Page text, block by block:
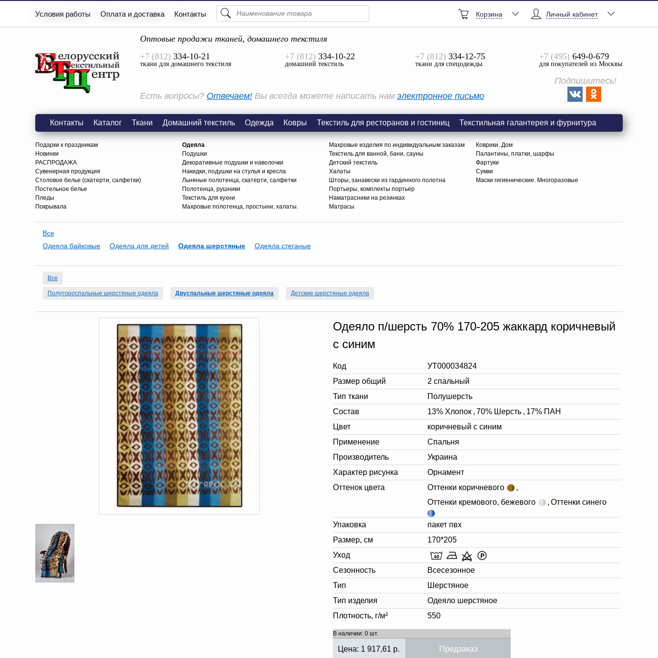
Условия работы Оплата и доставка Контакты
Просмотреть Все
Личный кабинет
Корзина
Оптовые продажи тканей, домашнего текстиля
+7 (812) 334-10-21
ткани для домашнего текстиля
+7 (812) 334-10-22
домашний текстиль
+7 (812) 334-12-75
ткани для спецодежды
+7 (495) 649-0-679
для покупателей из Москвы
Есть вопросы? Отвечаем! Вы всегда можете написать нам электронное письмо
Подпишитесь!
Контакты Каталог Ткани Домашний текстиль Одежда Ковры Текстиль для ресторанов и гостиниц Текстильная галантерея и фурнитура
Подарки к праздникам
Новинки
РАСПРОДАЖА
Сувенирная продукция
Столовое белье (скатерти, салфетки)
Постельное белье
Пледы
Покрывала
Одеяла
Подушки
Декоративные подушки и наволочки
Накидки, подушки на стулья и кресла
Льняные полотенца, скатерти, салфетки
Полотенца, рушники
Текстиль для кухни
Махровые полотенца, простыни, халаты.
Махровые изделия по индивидуальным заказам
Текстиль для ванной, бани, сауны
Детский текстиль
Халаты
Шторы, занавески из гардинного полотна
Портьеры, комплекты портьер
Наматрасники на резинках
Матрасы
Коврики. Дом
Палантины, платки, шарфы
Фартуки
Сумки
Маски гигиенические. Многоразовые
Все
Одеяла байковые
Одеяла для детей Одеяла шерстяные Одеяла стеганые
Все
Полутороспальные шерстяные одеяла Двуспальные шерстяные одеяла Детские шерстяные одеяла
Одеяло п/шерсть 70% 170-205 жаккард коричневый
с синим
Код
УТ000034824
Размер общий
2 спальный
Тип ткани
Полушерсть
Состав
13% Хлопок , 70% Шерсть , 17% ПАН
Цвет
коричневый с синим
Применение
Спальня
Производитель
Украина
Характер рисунка
Орнамент
Оттенок цвета
Оттенки коричневого
,
Оттенки кремового, бежевого
, Оттенки синего
Упаковка
пакет пвх
Размер, см
170*205
Уход
Сезонность
Всесезонное
Тип
Шерстяное
Тип изделия
Одеяло шерстяное
Плотность, г/м²
550
В наличии: 0 шт.
Цена: 1 917,61 р. Предзаказ